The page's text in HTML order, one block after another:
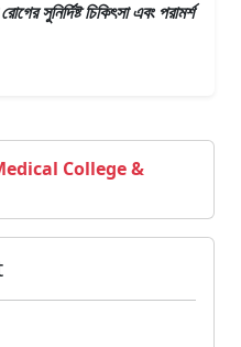
সুনির্দিষ্ট চিকিৎসা এবং পরামর্শ
College &